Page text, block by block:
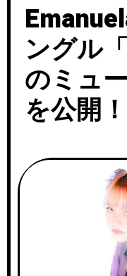
ングル
のミュ
を公開！